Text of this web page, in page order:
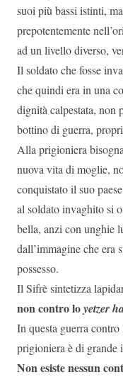
suoi più bassi istinti,
prepotentemente
ad un livello diverso,
Il soldato che fosse
che quindi era in una
dignità calpestata, non
bottino di guerra,
Alla prigioniera
nuova vita di moglie,
conquistato il suo
al soldato invaghito si
bella, anzi con unghie
dall’immagine che era
possesso.
Il Sifrè sintetizza
non contro loyetzer
In questa guerra
prigioniera è di grande
Non esiste nessun